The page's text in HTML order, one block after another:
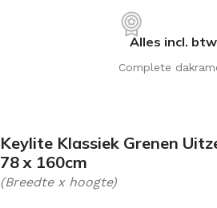
Alles incl. btw
Complete
Keylite Klassiek Grenen
78 x 160cm
(Breedte x hoogte)